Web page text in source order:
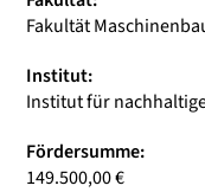
Fakultät
Institut:
Institut für
Fördersumme:
149.500,00 €